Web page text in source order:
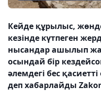
Кейде құрылыс,
кезінде күтпеген
нысандар ашылып
осындай бір
әлемдегі бес
деп хабарлайды